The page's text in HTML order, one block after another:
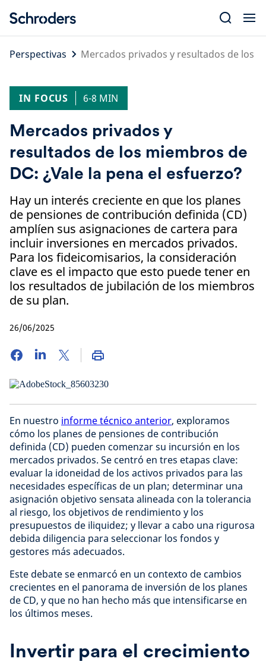
content
Perspectivas
Mercados privados y resultados de los
IN FOCUS 6-8 MIN
Mercados privados y
resultados de los miembros de
DC: ¿Vale la pena el esfuerzo?
Hay un interés creciente en que los planes
de pensiones de contribución definida (CD)
amplíen sus asignaciones de cartera para
incluir inversiones en mercados privados.
Para los fideicomisarios, la consideración
clave es el impacto que esto puede tener en
los resultados de jubilación de los miembros
de su plan.
26/06/2025
En nuestro informe técnico anterior, exploramos
cómo los planes de pensiones de contribución
definida (CD) pueden comenzar su incursión en los
mercados privados. Se centró en tres etapas clave:
evaluar la idoneidad de los activos privados para las
necesidades específicas de un plan; determinar una
asignación objetivo sensata alineada con la tolerancia
al riesgo, los objetivos de rendimiento y los
presupuestos de iliquidez; y llevar a cabo una rigurosa
debida diligencia para seleccionar los fondos y
gestores más adecuados.
Este debate se enmarcó en un contexto de cambios
crecientes en el panorama de inversión de los planes
de CD, y que no han hecho más que intensificarse en
los últimos meses.
Invertir para el crecimiento